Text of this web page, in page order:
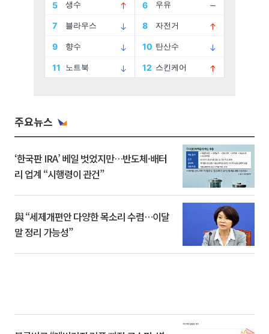
주요뉴스
‘한국판 IRA’ 베일 벗었지만…반도체·배터
리 업계 “시행령이 관건”
與 “세제개편안 다양한 목소리 수렴…이달
말 정리 가능성”